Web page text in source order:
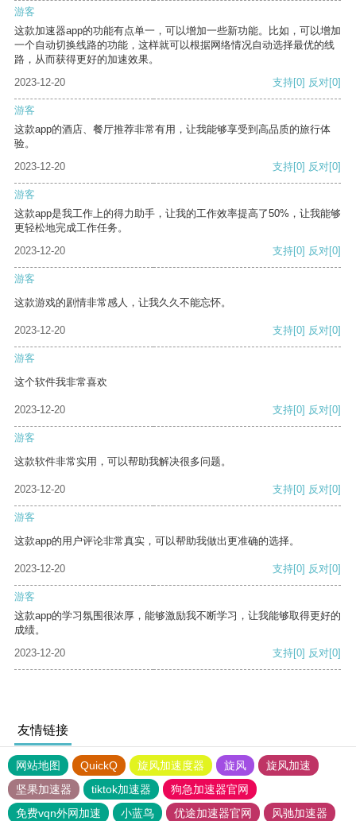
游客
这款加速器app的功能有点单一，可以增加一些新功能。比如，可以增加
一个自动切换线路的功能，这样就可以根据网络情况自动选择最优的线
路，从而获得更好的加速效果。
2023-12-20
支持[0] 反对[0]
游客
这款app的酒店、餐厅推荐非常有用，让我能够享受到高品质的旅行体
验。
2023-12-20
支持[0] 反对[0]
游客
这款app是我工作上的得力助手，让我的工作效率提高了50%，让我能够
更轻松地完成工作任务。
2023-12-20
支持[0] 反对[0]
游客
这款游戏的剧情非常感人，让我久久不能忘怀。
2023-12-20 支持[0] 反对[0]
游客
这个软件我非常喜欢
2023-12-20 支持[0] 反对[0]
游客
这款软件非常实用，可以帮助我解决很多问题。
2023-12-20 支持[0] 反对[0]
游客
这款app的用户评论非常真实，可以帮助我做出更准确的选择。
2023-12-20 支持[0] 反对[0]
游客
这款app的学习氛围很浓厚，能够激励我不断学习，让我能够取得更好的
成绩。
2023-12-20
支持[0] 反对[0]
友情链接
网站地图 QuickQ 旋风加速度器 旋风
旋风加速
坚果加速器
tiktok加速器
狗急加速器官网
免费vqn外网加速
小蓝鸟 优途加速器官网 风驰加速器